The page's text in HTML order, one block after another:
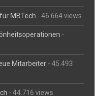
MBTech - 46.664 views
-
Mitarbeiter - 45.493
- 44.716 views